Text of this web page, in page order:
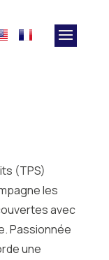
(TPS)
les
avec
Passionnée
une